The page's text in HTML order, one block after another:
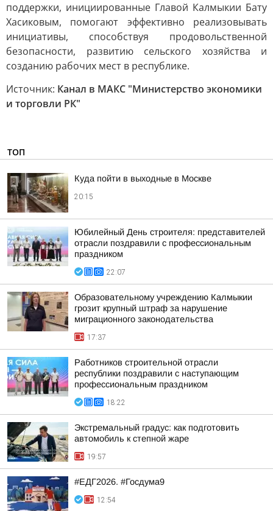
поддержки, инициированные Главой Калмыкии Бату
Хасиковым, помогают эффективно реализовывать
инициативы, способствуя продовольственной
безопасности, развитию сельского хозяйства и
созданию рабочих мест в республике.
Источник: Канал в МАКС "Министерство экономики
и торговли РК"
ТОП
Куда пойти в выходные в Москве
20:15
Юбилейный День строителя: представителей
отрасли поздравили с профессиональным
праздником
22:07
Образовательному учреждению Калмыкии
грозит крупный штраф за нарушение
миграционного законодательства
17:37
Работников строительной отрасли
республики поздравили с наступающим
профессиональным праздником
18:22
Экстремальный градус: как подготовить
автомобиль к степной жаре
19:57
#ЕДГ2026. #Госдума9
12:54